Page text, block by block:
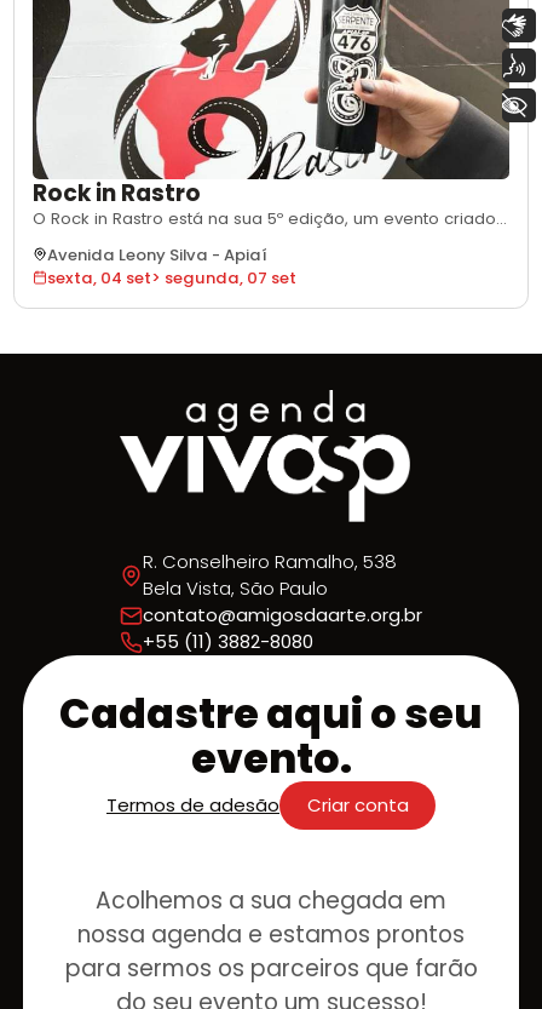
Rock in Rastro
O Rock in Rastro está na sua 5º edição, um evento criado
que passam pela rodovia Rastro da Serpente, do qual
Apiaí é onde foi inaugurado o Rastro e instalado o 1º totem
por Edgar Treis Azevedo. Hoje Apiaí é o principal ponto de
Avenida Leony Silva - Apiaí
sexta, 04 set> segunda, 07 set
R. Conselheiro Ramalho, 538
Bela Vista, São Paulo
contato@amigosdaarte.org.br
+55 (11) 3882-8080
Cadastre aqui o seu
evento.
Termos de adesão Criar conta
Acolhemos a sua chegada em
nossa agenda e estamos prontos
para sermos os parceiros que farão
Libras
Voz
+ Acessibilidade